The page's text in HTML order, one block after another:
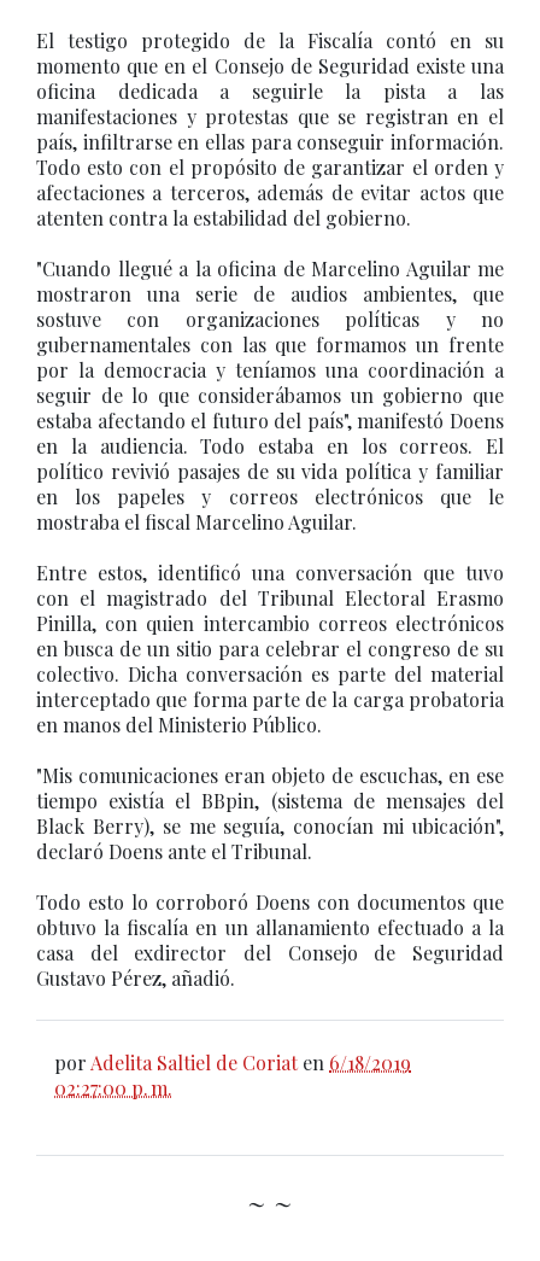
El testigo protegido de la Fiscalía contó en su
momento que en el Consejo de Seguridad existe una
oficina dedicada a seguirle la pista a las
manifestaciones y protestas que se registran en el
país, infiltrarse en ellas para conseguir información.
Todo esto con el propósito de garantizar el orden y
afectaciones a terceros, además de evitar actos que
atenten contra la estabilidad del gobierno.
"Cuando llegué a la oficina de Marcelino Aguilar me
mostraron una serie de audios ambientes, que
sostuve con organizaciones políticas y no
gubernamentales con las que formamos un frente
por la democracia y teníamos una coordinación a
seguir de lo que considerábamos un gobierno que
estaba afectando el futuro del país", manifestó Doens
en la audiencia. Todo estaba en los correos. El
político revivió pasajes de su vida política y familiar
en los papeles y correos electrónicos que le
mostraba el fiscal Marcelino Aguilar.
Entre estos, identificó una conversación que tuvo
con el magistrado del Tribunal Electoral Erasmo
Pinilla, con quien intercambio correos electrónicos
en busca de un sitio para celebrar el congreso de su
colectivo. Dicha conversación es parte del material
interceptado que forma parte de la carga probatoria
en manos del Ministerio Público.
"Mis comunicaciones eran objeto de escuchas, en ese
tiempo existía el BBpin, (sistema de mensajes del
Black Berry), se me seguía, conocían mi ubicación",
declaró Doens ante el Tribunal.
Todo esto lo corroboró Doens con documentos que
obtuvo la fiscalía en un allanamiento efectuado a la
casa del exdirector del Consejo de Seguridad
Gustavo Pérez, añadió.
por Adelita Saltiel de Coriat en 6/18/2019
02:27:00 p. m.
~ ~